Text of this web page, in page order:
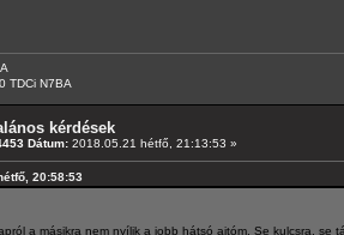
TDCi N7BA
kérdések
Dátum: 2018.05.21 hétfő, 21:13:53 »
20:58:53
a másikra nem nyílik a jobb hátsó ajtóm. Se kulcsra,